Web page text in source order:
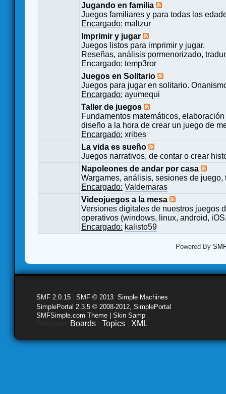
Jugando en familia
Juegos familiares y para todas las
Encargado: maltzur
Imprimir y jugar
Juegos listos para imprimir y jugar.
Reseñas, análisis pormenorizado,
Encargado: temp3ror
Juegos en Solitario
Juegos para jugar en solitario.
Encargado: ayumequi
Taller de juegos
Fundamentos matemáticos,
diseño a la hora de crear un juego de
Encargado: xribes
La vida es sueño
Juegos narrativos, de contar o crear
Napoleones de andar por casa
Wargames, análisis, sesiones de
Encargado: Valdemaras
Videojuegos a la mesa
Versiones digitales de nuestros juegos
operativos (windows, linux, android,
Encargado: kalisto59
Powered By
SMF 2.0.15 SMF © 2013 Simple Machines
SimplePortal 2.3.5 © 2008-2012, SimplePortal
SMFSimple.com Theme | Skin Samp
Boards Topics XML